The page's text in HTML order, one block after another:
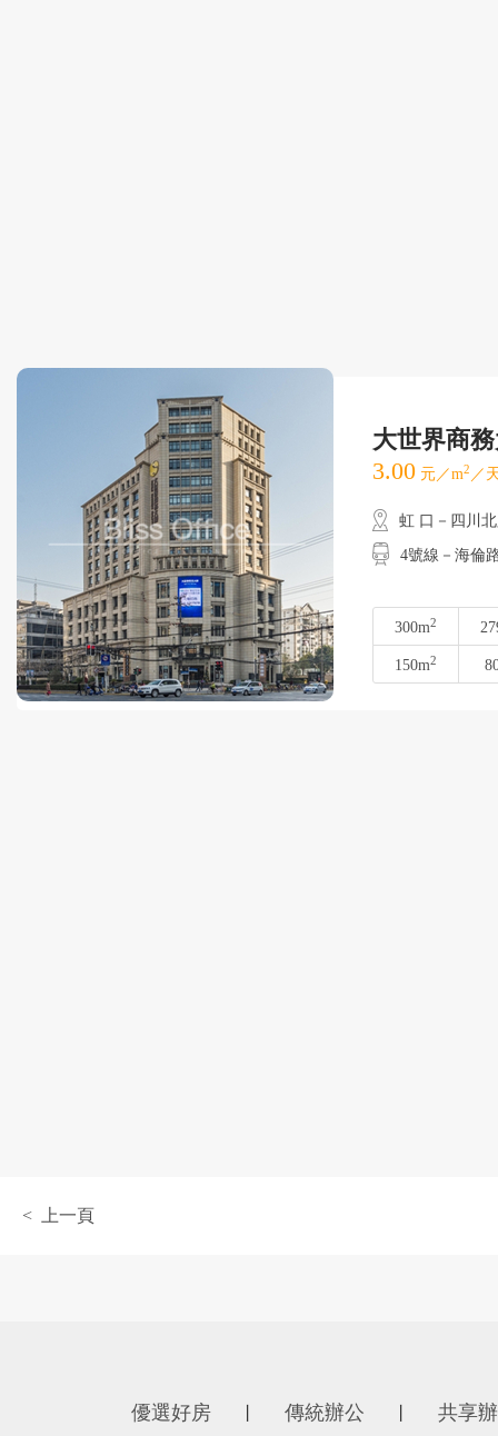
大世界商
3.00 元／m2 ／
虹 口－四川
4號線－海倫路
300m2
150m2
< 上一頁
優選好房 傳統辦公 共享